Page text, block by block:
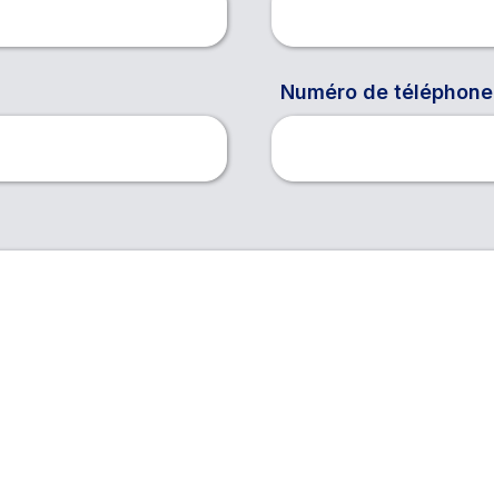
Numéro de téléphone